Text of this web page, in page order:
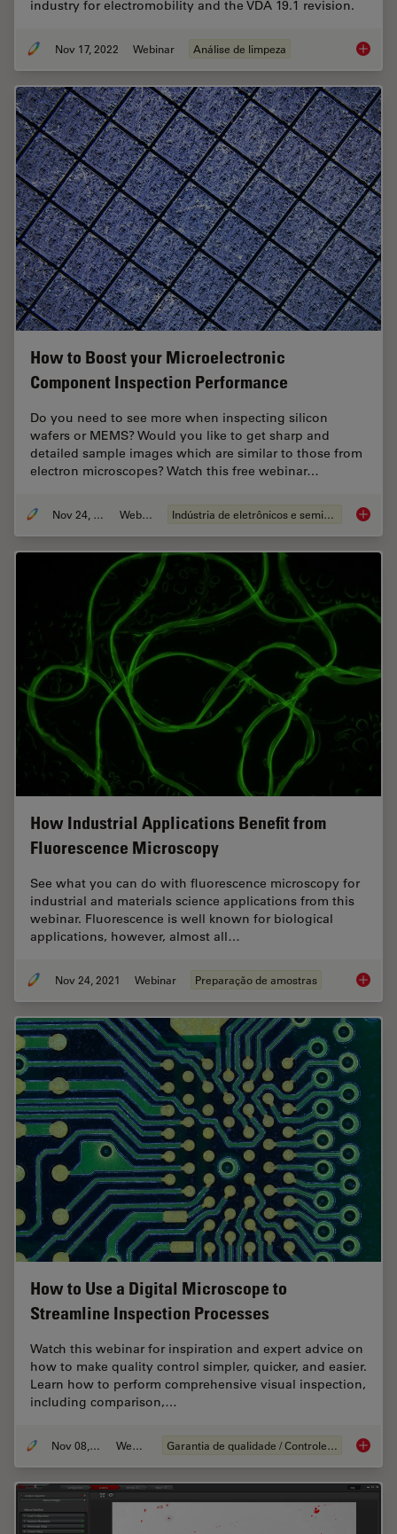
industry for electromobility and the VDA 19.1 revision.
Nov 17, 2022 Webinar Análise de limpeza
How to Boost your Microelectronic
Component Inspection Performance
Do you need to see more when inspecting silicon
wafers or MEMS? Would you like to get sharp and
detailed sample images which are similar to those from
electron microscopes? Watch this free webinar…
Nov 24, 2021 Webinar Indústria de eletrônicos e semicondutores How to
How Industrial Applications Benefit from
Fluorescence Microscopy
See what you can do with fluorescence microscopy for
industrial and materials science applications from this
webinar. Fluorescence is well known for biological
applications, however, almost all…
Nov 24, 2021 Webinar Preparação de amostras How
How to Use a Digital Microscope to
Streamline Inspection Processes
Watch this webinar for inspiration and expert advice on
how to make quality control simpler, quicker, and easier.
Learn how to perform comprehensive visual inspection,
including comparison,…
Nov 08, 2021 Webinar Garantia de qualidade / Controle de qualidade How to